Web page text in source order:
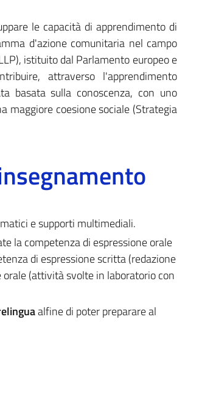
le capacità di apprendimento di
d'azione comunitaria nel campo
istituito dal Parlamento europeo e
attraverso l'apprendimento
basata sulla conoscenza, con uno
maggiore coesione sociale (Strategia
e supporti multimediali.
la competenza di espressione orale
di espressione scritta (redazione
(attività svolte in laboratorio con
alfine di poter preparare al